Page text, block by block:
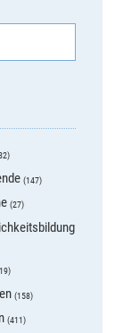
(147)
(27)
(158)
(411)